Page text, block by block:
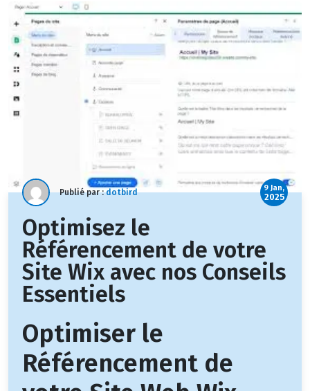
Publié par :dotbird 9 Jan,
2025
Optimisez le
Référencement de votre
Site Wix avec nos Conseils
Essentiels
Optimiser le
Référencement de